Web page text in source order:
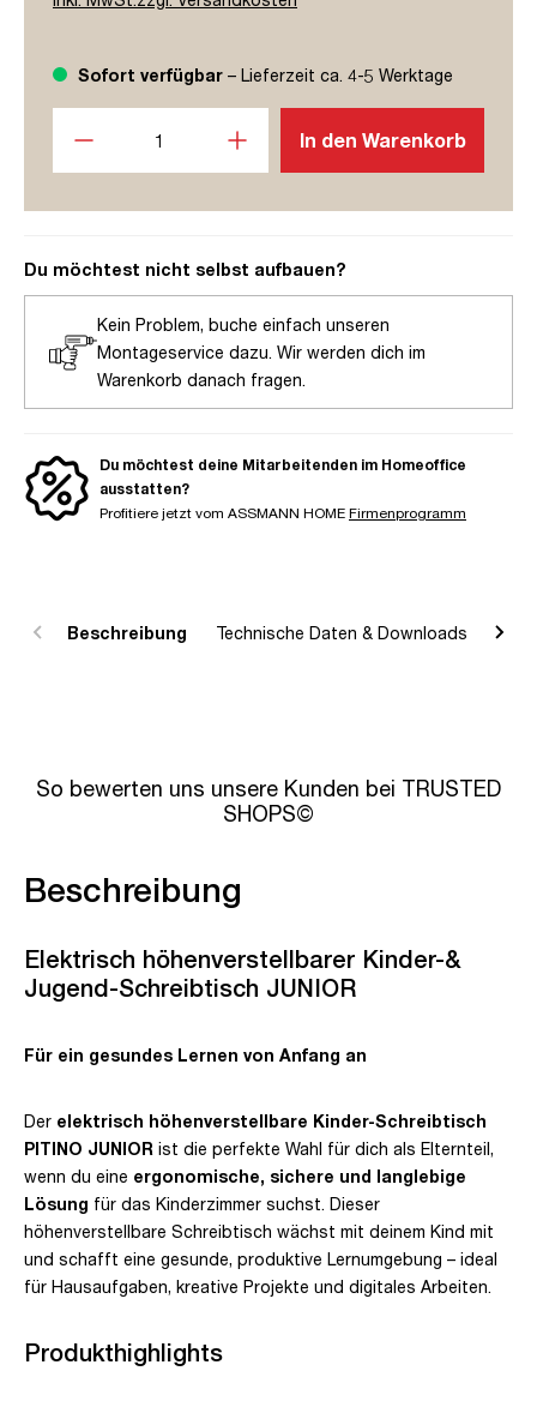
Sofort verfügbar – Lieferzeit ca. 4-5 Werktage
In den Warenkorb
Du möchtest nicht selbst aufbauen?
Kein Problem, buche einfach unseren
Montageservice dazu. Wir werden dich im
Warenkorb danach fragen.
Du möchtest deine Mitarbeitenden im Homeoffice
ausstatten?
Profitiere jetzt vom ASSMANN HOME Firmenprogramm
Beschreibung Technische Daten & Downloads
So bewerten uns unsere Kunden bei TRUSTED
SHOPS©
Beschreibung
Elektrisch höhenverstellbarer Kinder-&
Jugend-Schreibtisch JUNIOR
Für ein gesundes Lernen von Anfang an
Der elektrisch höhenverstellbare Kinder-Schreibtisch
PITINO JUNIOR ist die perfekte Wahl für dich als Elternteil,
wenn du eine ergonomische, sichere und langlebige
Lösung für das Kinderzimmer suchst. Dieser
höhenverstellbare Schreibtisch wächst mit deinem Kind mit
und schafft eine gesunde, produktive Lernumgebung – ideal
für Hausaufgaben, kreative Projekte und digitales Arbeiten.
Produkthighlights